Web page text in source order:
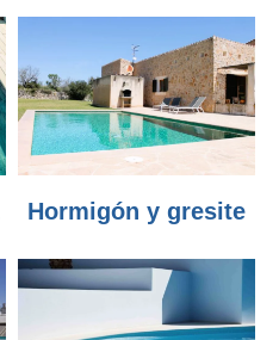
Hormigón y gresite